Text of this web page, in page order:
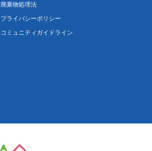
廃棄物処理法
プライバシーポリシー
コミュニティガイドライン